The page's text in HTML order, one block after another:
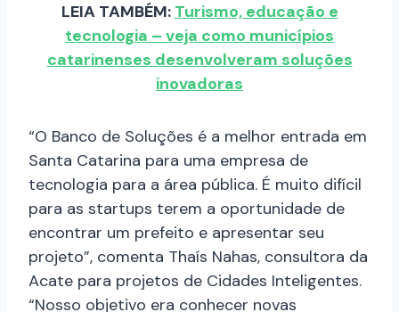
LEIA TAMBÉM: Turismo, educação e
tecnologia – veja como municípios
catarinenses desenvolveram soluções
inovadoras
“O Banco de Soluções é a melhor entrada em
Santa Catarina para uma empresa de
tecnologia para a área pública. É muito difícil
para as startups terem a oportunidade de
encontrar um prefeito e apresentar seu
projeto”, comenta Thaís Nahas, consultora da
Acate para projetos de Cidades Inteligentes.
“Nosso objetivo era conhecer novas